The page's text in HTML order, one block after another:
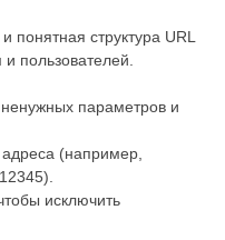
понятная структура URL
пользователей.
параметров и
(например,
исключить